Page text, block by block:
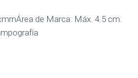
de Marca: Máx. 4.5 cm.